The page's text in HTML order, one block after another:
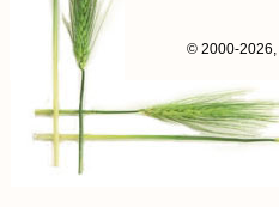
© 2000-2026,